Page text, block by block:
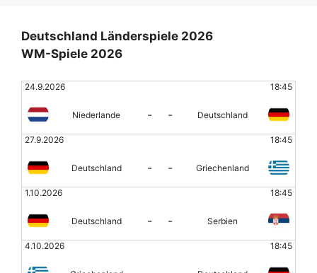
Deutschland Länderspiele 2026
WM-Spiele 2026
24.9.2026 18:45
Niederlande - - Deutschland
27.9.2026 18:45
Deutschland - - Griechenland
1.10.2026 18:45
Deutschland - - Serbien
4.10.2026 18:45